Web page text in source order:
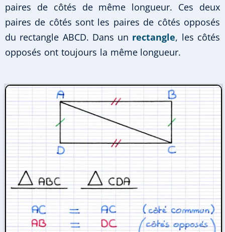
paires de côtés de même longueur. Ces deux
paires de côtés sont les paires de côtés opposés
du rectangle ABCD. Dans un rectangle, les côtés
opposés ont toujours la même longueur.